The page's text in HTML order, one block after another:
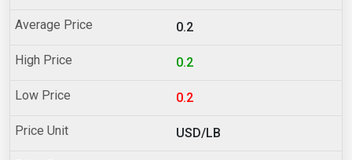
0.2
0.2
0.2
USD/LB